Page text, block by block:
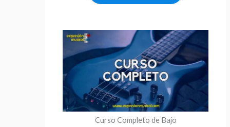
Curso Completo de Bajo